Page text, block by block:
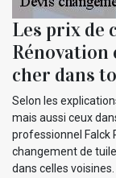
Les prix de
Rénovation
cher dans
Selon les
mais aussi ceux
professionnel Falck
changement de
dans celles